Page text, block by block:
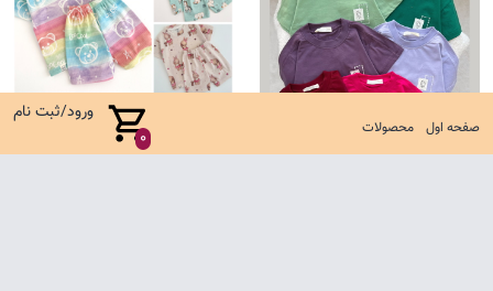
صفحه اول محصولات 0
ورود/ثبت نام